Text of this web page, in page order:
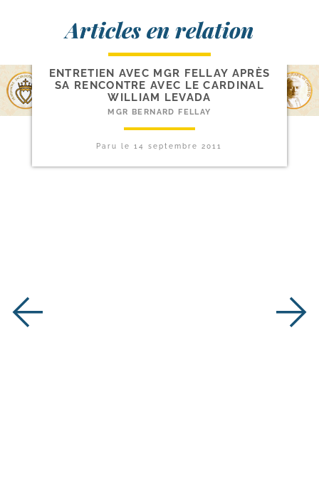
Articles en relation
ENTRETIEN AVEC MGR FELLAY APRÈS
SA RENCONTRE AVEC LE CARDINAL
WILLIAM LEVADA
MGR BERNARD FELLAY
Paru le14 septembre 2011